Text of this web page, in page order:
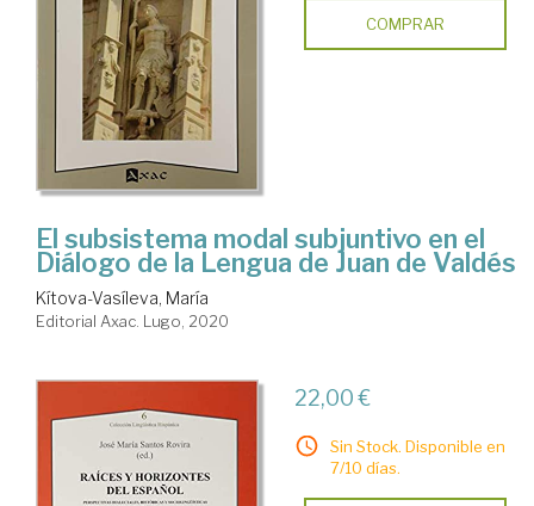
COMPRAR
El subsistema modal subjuntivo en el
Diálogo de la Lengua de Juan de Valdés
Kítova-Vasíleva, María
Editorial Axac. Lugo, 2020
22,00 €
Sin Stock. Disponible en
7/10 días.